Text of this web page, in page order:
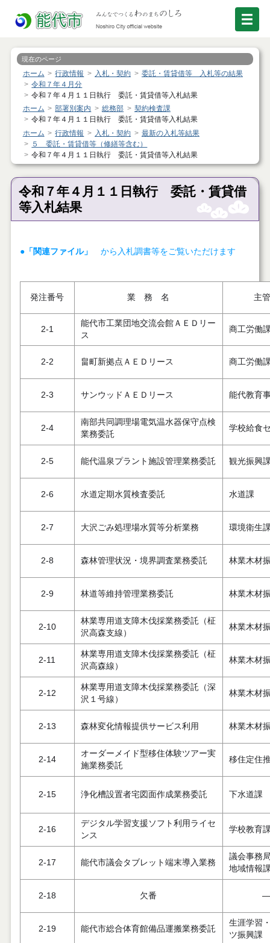
現在のページ
ホーム 行政情報 入札・契約
委託・賃貸借等 入札等の結果
令和７年４月分
令和７年４月１１日執行 委託・賃貸借等入札結果
ホーム
部署別案内 総務部
契約検査課
令和７年４月１１日執行 委託・賃貸借等入札結果
ホーム
行政情報 入札・契約
最新の入札等結果
５ 委託・賃貸借等（修繕等含む）
令和７年４月１１日執行 委託・賃貸借等入札結果
令和７年４月１１日執行 委託・賃貸借
等入札結果
●「関連ファイル」 から入札調書等をご覧いただけます
発注番号 業 務 名 主
2-1
能代市工業団地交流会館ＡＥＤリー
ス
商工労働
2-2 畠町新拠点ＡＥＤリース 商工労働
2-3 サンウッドＡＥＤリース 能代教育
2-4
南部共同調理場電気温水器保守点検
業務委託
学校給食
2-5 能代温泉プラント施設管理業務委託 観光振興
2-6 水道定期水質検査委託 水道課
2-7 大沢ごみ処理場水質等分析業務 環境衛生
2-8 森林管理状況・境界調査業務委託 林業木材
2-9 林道等維持管理業務委託 林業木材
2-10
林業専用道支障木伐採業務委託（柾
沢高森支線）
林業木材
2-11
林業専用道支障木伐採業務委託（柾
沢高森線）
林業木材
2-12
林業専用道支障木伐採業務委託（深
沢１号線）
林業木材
2-13 森林変化情報提供サービス利用 林業木材
2-14
オーダーメイド型移住体験ツアー実
施業務委託
移住定住
2-15 浄化槽設置者宅図面作成業務委託 下水道課
2-16
デジタル学習支援ソフト利用ライセ
ンス
学校教育
2-17 能代市議会タブレット端末導入業務
議会事務
地域情
2-18 欠番 ―
2-19 能代市総合体育館備品運搬業務委託
生涯学習
ツ振興課